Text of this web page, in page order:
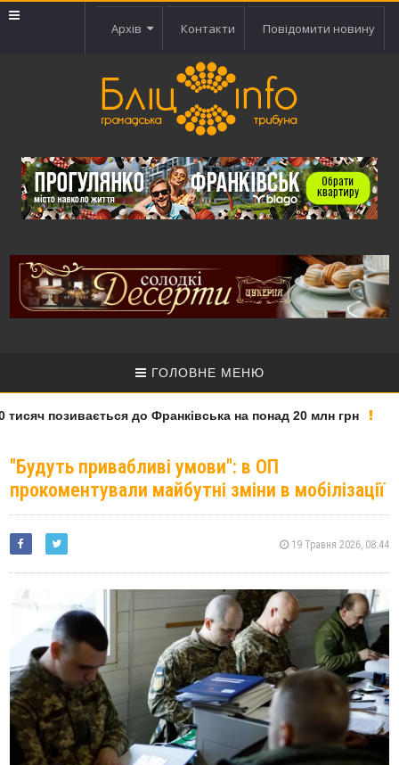
Архів Контакти Повідомити новину
ГОЛОВНЕ МЕНЮ
позивається до Франківська на понад 20 млн грн
"Будуть привабливі умови": в ОП
прокоментували майбутні зміни в мобілізації
19 Травня 2026, 08:44